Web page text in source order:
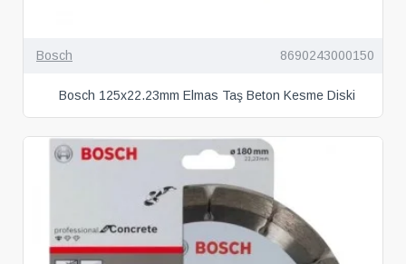
Bosch 8690243000150
Bosch 125x22.23mm Elmas Taş Beton Kesme Diski